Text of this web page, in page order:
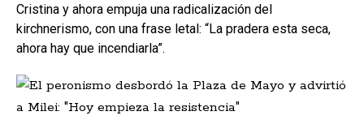
Cristina y ahora empuja una radicalización del
kirchnerismo, con una frase letal: “La pradera esta seca,
ahora hay que incendiarla”.